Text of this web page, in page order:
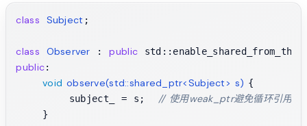
class Subject ;
class Observer : public
public:
void observe(std::shared_ptr<Subject> s) {
        subject_ = s;
// 使用weak_ptr避免循环引用
    }